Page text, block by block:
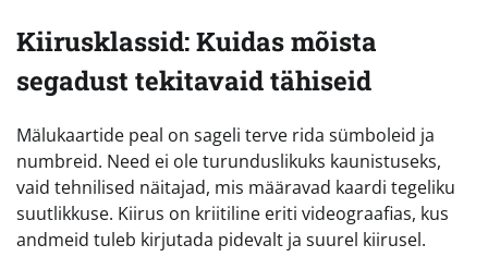
Kiirusklassid: Kuidas mõista
segadust tekitavaid tähiseid
Mälukaartide peal on sageli terve rida sümboleid ja
numbreid. Need ei ole turunduslikuks kaunistuseks,
vaid tehnilised näitajad, mis määravad kaardi tegeliku
suutlikkuse. Kiirus on kriitiline eriti videograafias, kus
andmeid tuleb kirjutada pidevalt ja suurel kiirusel.